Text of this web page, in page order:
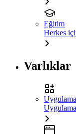
Eğitim
Herkes
Varlıklar
Uygulama